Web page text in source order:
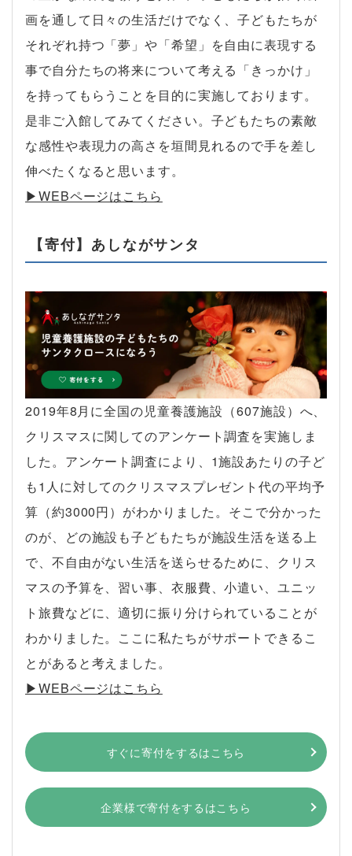
画を通して日々の生活だけでなく、子どもたちが
それぞれ持つ「夢」や「希望」を自由に表現する
事で自分たちの将来について考える「きっかけ」
を持ってもらうことを目的に実施しております。
是非ご入館してみてください。子どもたちの素敵
な感性や表現力の高さを垣間見れるので手を差し
伸べたくなると思います。
▶︎WEBページはこちら
【寄付】あしながサンタ
2019年8月に全国の児童養護施設（607施設）へ、
クリスマスに関してのアンケート調査を実施しま
した。アンケート調査により、1施設あたりの子ど
も1人に対してのクリスマスプレゼント代の平均予
算（約3000円）がわかりました。そこで分かった
のが、どの施設も子どもたちが施設生活を送る上
で、不自由がない生活を送らせるために、クリス
マスの予算を、習い事、衣服費、小遣い、ユニッ
ト旅費などに、適切に振り分けられていることが
わかりました。ここに私たちがサポートできるこ
とがあると考えました。
▶︎WEBページはこちら
すぐに寄付をするはこちら
企業様で寄付をするはこちら